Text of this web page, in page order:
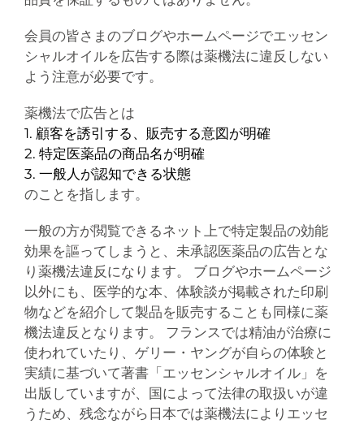
会員の皆さまのブログやホームページでエッセン
シャルオイルを広告する際は薬機法に違反しない
よう注意が必要です。
薬機法で広告とは
1. 顧客を誘引する、販売する意図が明確
2. 特定医薬品の商品名が明確
3. 一般人が認知できる状態
のことを指します。
一般の方が閲覧できるネット上で特定製品の効能
効果を謳ってしまうと、未承認医薬品の広告とな
り薬機法違反になります。 ブログやホームページ
以外にも、医学的な本、体験談が掲載された印刷
物などを紹介して製品を販売することも同様に薬
機法違反となります。 フランスでは精油が治療に
使われていたり、ゲリー・ヤングが自らの体験と
実績に基づいて著書「エッセンシャルオイル」を
出版していますが、国によって法律の取扱いが違
うため、残念ながら日本では薬機法によりエッセ